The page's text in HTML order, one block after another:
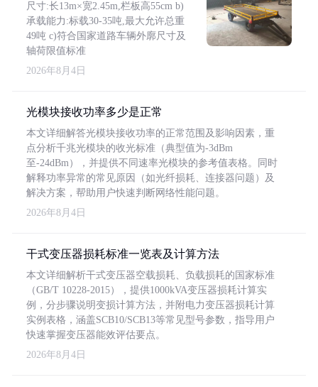
尺寸:长13m×宽2.45m,栏板高55cm b)
承载能力:标载30-35吨,最大允许总重
49吨 c)符合国家道路车辆外廓尺寸及
轴荷限值标准
2026年8月4日
光模块接收功率多少是正常
本文详细解答光模块接收功率的正常范围及影响因素，重
点分析千兆光模块的收光标准（典型值为-3dBm
至-24dBm），并提供不同速率光模块的参考值表格。同时
解释功率异常的常见原因（如光纤损耗、连接器问题）及
解决方案，帮助用户快速判断网络性能问题。
2026年8月4日
干式变压器损耗标准一览表及计算方法
本文详细解析干式变压器空载损耗、负载损耗的国家标准
（GB/T 10228-2015），提供1000kVA变压器损耗计算实
例，分步骤说明变损计算方法，并附电力变压器损耗计算
实例表格，涵盖SCB10/SCB13等常见型号参数，指导用户
快速掌握变压器能效评估要点。
2026年8月4日